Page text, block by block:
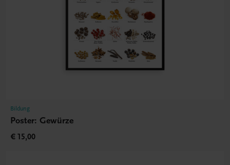
Bildung
Poster: Gewürze
€ 15,00